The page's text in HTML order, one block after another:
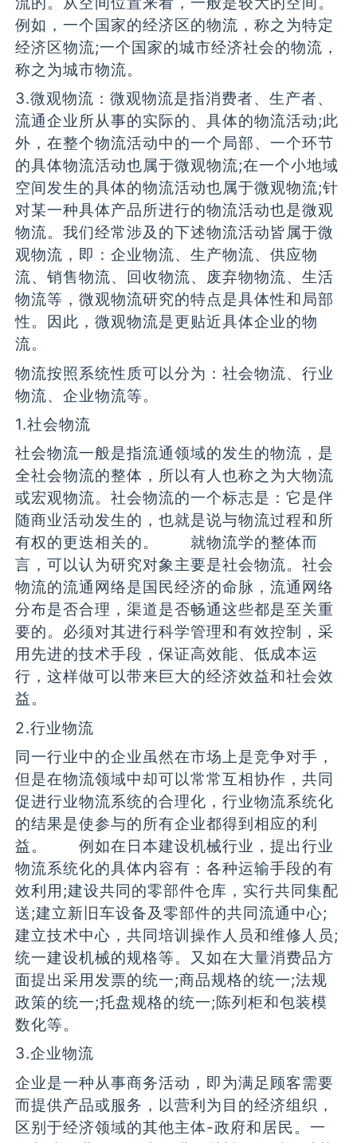
例如，一个国家的经济区的物流，称之为特定
经济区物流;一个国家的城市经济社会的物流，
称之为城市物流。
3.微观物流：微观物流是指消费者、生产者、
流通企业所从事的实际的、具体的物流活动;此
外，在整个物流活动中的一个局部、一个环节
的具体物流活动也属于微观物流;在一个小地域
空间发生的具体的物流活动也属于微观物流;针
对某一种具体产品所进行的物流活动也是微观
物流。我们经常涉及的下述物流活动皆属于微
观物流，即：企业物流、生产物流、供应物
流、销售物流、回收物流、废弃物物流、生活
物流等，微观物流研究的特点是具体性和局部
性。因此，微观物流是更贴近具体企业的物
流。
物流按照系统性质可以分为：社会物流、行业
物流、企业物流等。
1.社会物流
社会物流一般是指流通领域的发生的物流，是
全社会物流的整体，所以有人也称之为大物流
或宏观物流。社会物流的一个标志是：它是伴
随商业活动发生的，也就是说与物流过程和所
有权的更迭相关的。 就物流学的整体而
言，可以认为研究对象主要是社会物流。社会
物流的流通网络是国民经济的命脉，流通网络
分布是否合理，渠道是否畅通这些都是至关重
要的。必须对其进行科学管理和有效控制，采
用先进的技术手段，保证高效能、低成本运
行，这样做可以带来巨大的经济效益和社会效
益。
2.行业物流
同一行业中的企业虽然在市场上是竞争对手，
但是在物流领域中却可以常常互相协作，共同
促进行业物流系统的合理化，行业物流系统化
的结果是使参与的所有企业都得到相应的利
益。 例如在日本建设机械行业，提出行业
物流系统化的具体内容有：各种运输手段的有
效利用;建设共同的零部件仓库，实行共同集配
送;建立新旧车设备及零部件的共同流通中心;
建立技术中心，共同培训操作人员和维修人员;
统一建设机械的规格等。又如在大量消费品方
面提出采用发票的统一;商品规格的统一;法规
政策的统一;托盘规格的统一;陈列柜和包装模
数化等。
3.企业物流
企业是一种从事商务活动，即为满足顾客需要
而提供产品或服务，以营利为目的经济组织，
区别于经济领域的其他主体-政府和居民。一